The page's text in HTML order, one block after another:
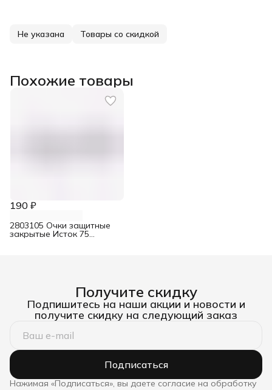
Не указана Товары со скидкой
Похожие товары
190 ₽
2803105 Очки защитные
закрытые Исток 75
Получите скидку
Подпишитесь на наши акции и новости и
получите скидку на следующий заказ
Подписаться
Нажимая «Подписаться», вы даете согласие на обработку